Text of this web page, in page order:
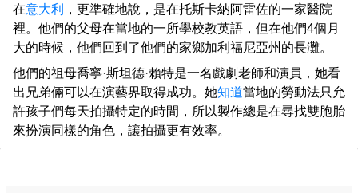
在意大利
，更準確地說，是在托斯卡納阿雷佐的一家醫院
裡。他們的父母在當地的一所學校教英語，但在他們4個月
大的時候，他們回到了他們的家鄉加利福尼亞州的長灘。
他們的祖母喬寧·斯坦德·賴特是一名戲劇老師和演員，她看
出兄弟倆可以在演藝界取得成功。她知道當地的勞動法只允
許孩子們每天拍攝特定的時間，所以製作總是在尋找雙胞胎
來扮演同樣的角色，讓拍攝更有效率。